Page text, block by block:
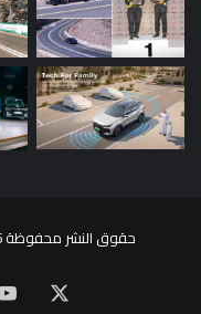
حقوق النشر محفوظة 2026 |